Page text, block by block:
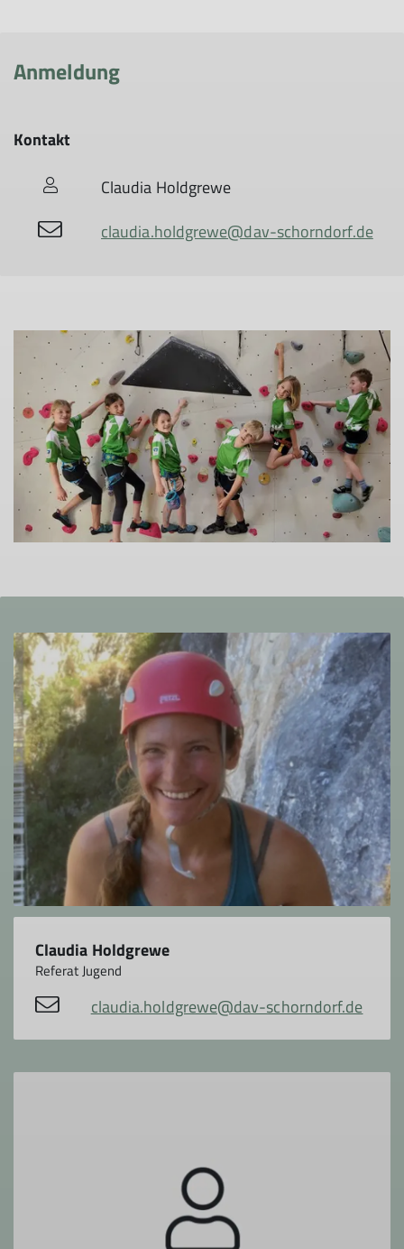
Anmeldung
Kontakt
Claudia Holdgrewe
claudia.holdgrewe@dav-schorndorf.de
Claudia Holdgrewe
Referat Jugend
claudia.holdgrewe@dav-schorndorf.de